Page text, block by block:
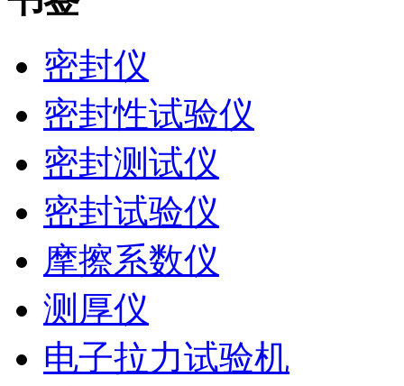
密封仪
密封性试验仪
密封测试仪
密封试验仪
摩擦系数仪
测厚仪
电子拉力试验机